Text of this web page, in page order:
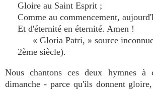
Gloire au Saint Esprit ;
Comme au commencement,
Et d'éternité en éternité. Amen !
« Gloria Patri, » source
2ème siècle).
Nous chantons ces deux hymnes à
dimanche - parce qu'ils donnent